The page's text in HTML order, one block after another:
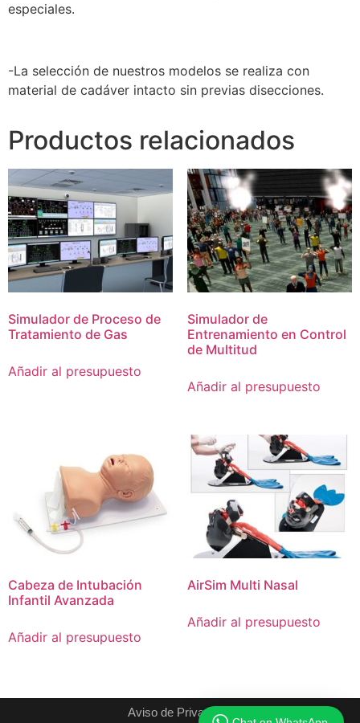
especiales.
-La selección de nuestros modelos se realiza con
material de cadáver intacto sin previas disecciones.
Productos relacionados
Simulador de Proceso de
Tratamiento de Gas
Añadir al presupuesto
Simulador de
Entrenamiento en Control
de Multitud
Añadir al presupuesto
Cabeza de Intubación
Infantil Avanzada
Añadir al presupuesto
AirSim Multi Nasal
Añadir al presupuesto
Aviso de Privacidad